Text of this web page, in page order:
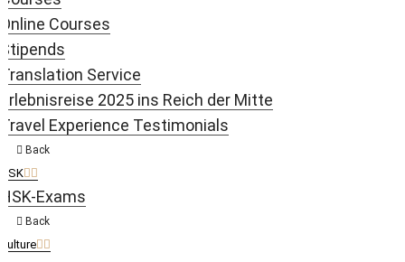
Online Courses
Stipends
Translation Service
Erlebnisreise 2025 ins Reich der Mitte
Travel Experience Testimonials
Back
HSK
HSK-Exams
Back
Culture